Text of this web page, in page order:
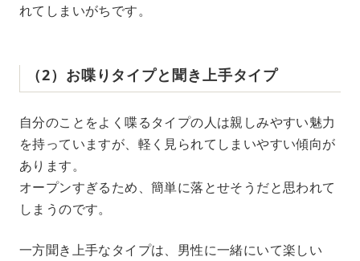
れてしまいがちです。
（2）お喋りタイプと聞き上手タイプ
自分のことをよく喋るタイプの人は親しみやすい魅力
を持っていますが、軽く見られてしまいやすい傾向が
あります。
オープンすぎるため、簡単に落とせそうだと思われて
しまうのです。
一方聞き上手なタイプは、男性に一緒にいて楽しい